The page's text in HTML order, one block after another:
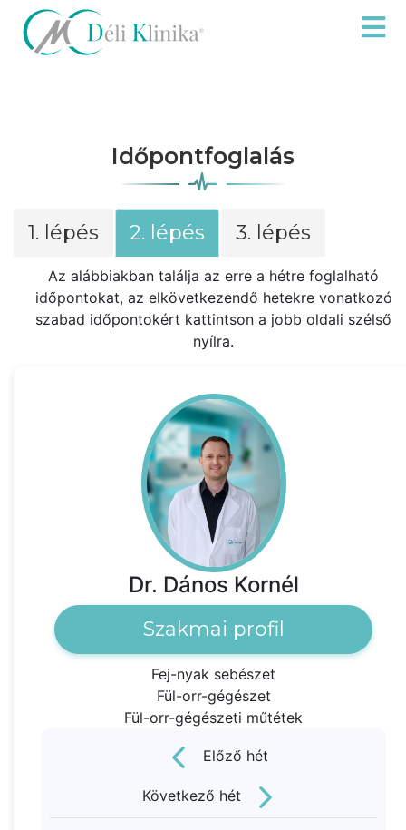
Időpontfoglalás
1. lépés 2. lépés 3. lépés
Az alábbiakban találja az erre a hétre foglalható
időpontokat, az elkövetkezendő hetekre vonatkozó
szabad időpontokért kattintson a jobb oldali szélső
nyílra.
Dr. Dános Kornél
Szakmai profil
Fej-nyak sebészet
Fül-orr-gégészet
Fül-orr-gégészeti műtétek
Előző hét
Következő hét